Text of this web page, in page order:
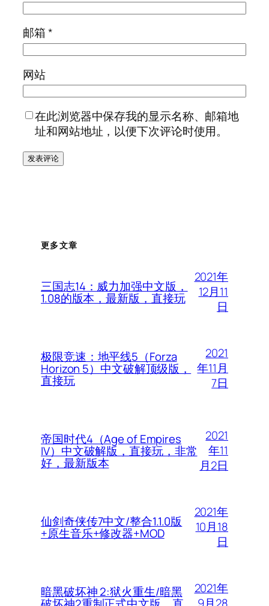
邮箱*
网站
在此浏览器中保存我的显示名称、邮箱地
址和网站地址，以便下次评论时使用。
更多文章
三国志14：威力加强中文版，
1.08的版本，最新版，直接玩
2021年
12月11
日
极限竞速：地平线5（Forza
Horizon 5）中文破解顶级版，
直接玩
2021
年11月
7日
帝国时代4（Age of Empires
IV）中文破解版，直接玩，非常
好，最新版本
2021
年11
月2日
仙剑奇侠传7中文/整合1.1.0版
+原生音乐+修改器+MOD
2021年
10月18
日
暗黑破坏神 2:狱火重生/暗黑
2021年